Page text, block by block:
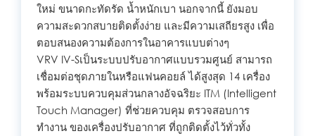
ใหม่ ขนาดกะทัดรัด น้ำหนักเบา นอกจากนี้ ยังมอบ
ความสะดวกสบายติดตั้งง่าย และมีความเสถียรสูง เพื่อ
ตอบสนองความต้องการในอาคารแบบต่างๆ
VRV IV-Sเป็นระบบปรับอากาศแบบรวมศูนย์ สามารถ
เชื่อมต่อชุดภายในหรือแฟนคอยล์ ได้สูงสุด 14 เครื่อง
พร้อมระบบควบคุมส่วนกลางอัจฉริยะ ITM (Intelligent
Touch Manager) ที่ช่วยควบคุม ตรวจสอบการ
ทำงาน ของเครื่องปรับอากาศ ที่ถูกติดตั้งไว้ทั่วทั้ง